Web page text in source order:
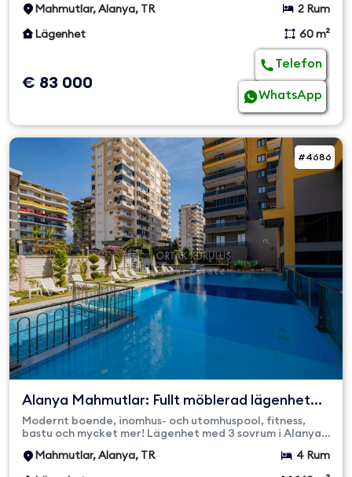
Mahmutlar, Alanya, TR
2 Rum
Lägenhet
60 m²
€ 83 000
Telefon
WhatsApp
#4686
Alanya Mahmutlar: Fullt möblerad lägenhet
med 3 sovrum och 1...
Modernt boende, inomhus- och utomhuspool, fitness,
bastu och mycket mer! Lägenhet med 3 sovrum i Alanya
Mahmutlar, Alanya, TR
4 Rum